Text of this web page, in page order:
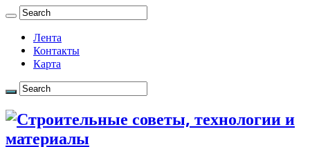
Лента
Контакты
Карта